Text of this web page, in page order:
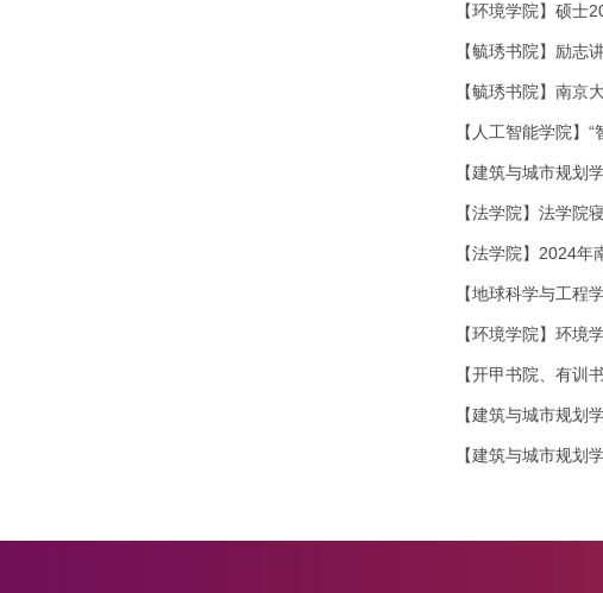
【环境学院】硕士
【毓琇书院】励志
【毓琇书院】南京
【人工智能学院
【建筑与城市规划
【法学院】法学院
【法学院】2024
【地球科学与工程
【环境学院】环境
【开甲书院、有
【建筑与城市规
【建筑与城市规划